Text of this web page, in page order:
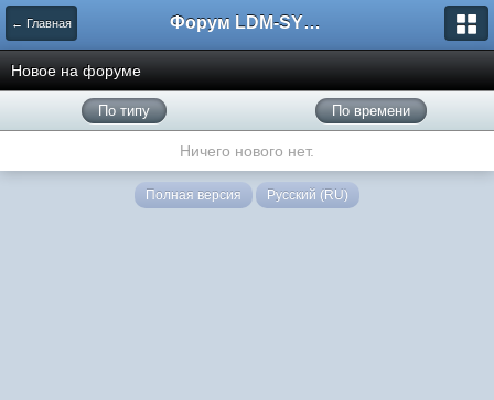
← Главная Форум LDM-SYSTEMS
Новое на форуме
По типу По времени
Ничего нового нет.
Полная версия Русский (RU)